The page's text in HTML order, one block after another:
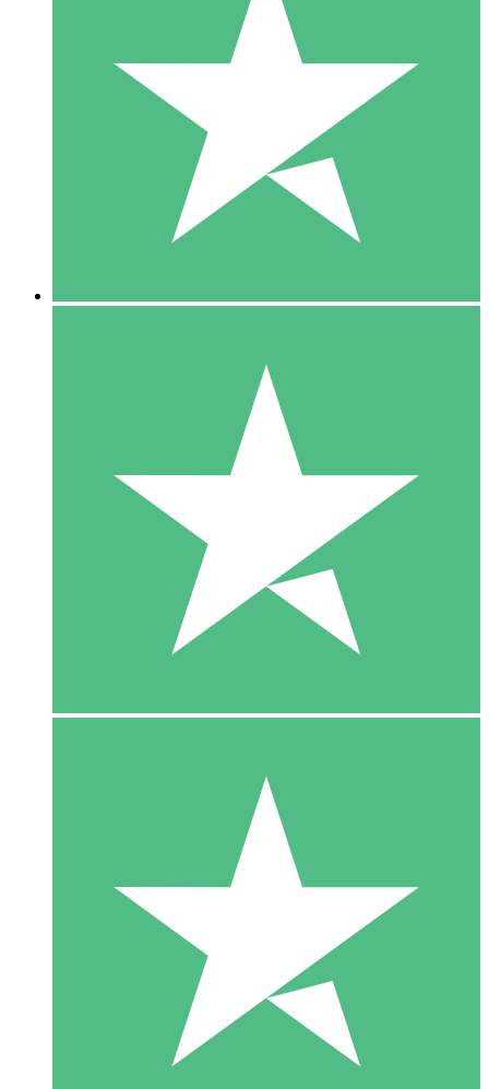
Packs de Crédits Individuels
Payez à l'utilisation avec des crédits de téléchargement. Sans
1 Téléchargement
10 00
10 Téléchargements
20 00